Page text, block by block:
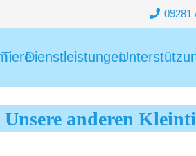
09281
TiereDienstleistungen
Unsere anderen